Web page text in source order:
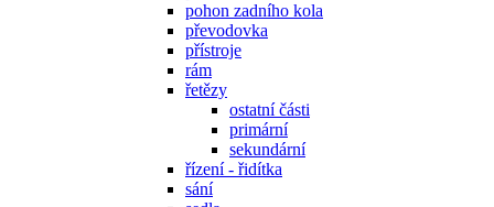
pohon zadního kola
převodovka
přístroje
rám
řetězy
ostatní části
primární
sekundární
řízení - řidítka
sání